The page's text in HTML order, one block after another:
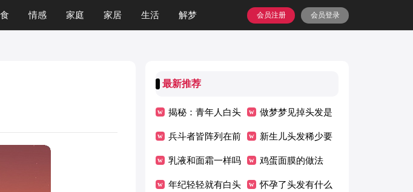
情感 家庭 家居 生活 解梦 会员登录
会员注册
最新推荐
揭秘：青年人白头
发长哪里最危险？
做梦梦见掉头发是
什么意思（推荐）
兵斗者皆阵列在前 新生儿头发稀少要
怎么办？
乳液和面霜一样吗 鸡蛋面膜的做法
年纪轻轻就有白头 怀孕了头发有什么